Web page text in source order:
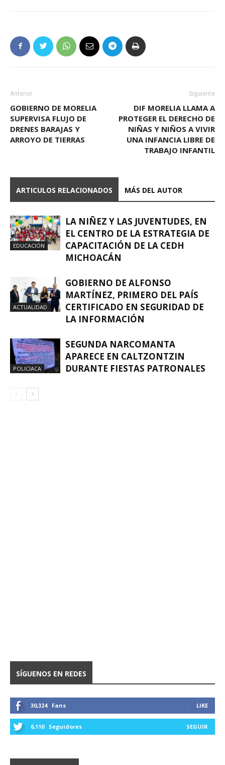
Anterior
GOBIERNO DE MORELIA
SUPERVISA FLUJO DE
DRENES BARAJAS Y
ARROYO DE TIERRAS
Siguiente
DIF MORELIA LLAMA A
PROTEGER EL DERECHO DE
NIÑAS Y NIÑOS A VIVIR
UNA INFANCIA LIBRE DE
TRABAJO INFANTIL
ARTICULOS RELACIONADOS MÁS DEL AUTOR
EDUCACIÓN
LA NIÑEZ Y LAS JUVENTUDES, EN
EL CENTRO DE LA ESTRATEGIA DE
CAPACITACIÓN DE LA CEDH
MICHOACÁN
ACTUALIDAD
GOBIERNO DE ALFONSO
MARTÍNEZ, PRIMERO DEL PAÍS
CERTIFICADO EN SEGURIDAD DE
LA INFORMACIÓN
POLICIACA
SEGUNDA NARCOMANTA
APARECE EN CALTZONTZIN
DURANTE FIESTAS PATRONALES
SÍGUENOS EN REDES
30,324 Fans LIKE
6,110 Seguidores SEGUIR